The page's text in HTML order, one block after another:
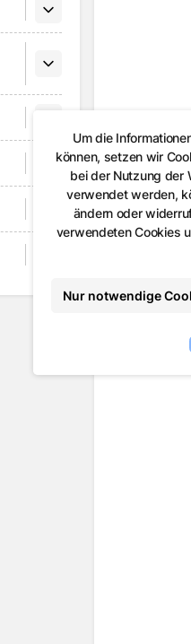
Um die
können, setzen wir
bei der Nutzung der
verwendet werden,
ändern oder
verwendeten Cookies
Nur notwendige